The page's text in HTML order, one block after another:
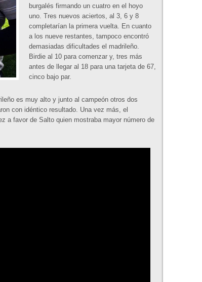
burgalés firmando un cuatro en el hoyo
uno. Tres nuevos aciertos, al 3, 6 y 8
completarían la primera vuelta. En cuanto
a los nueve restantes, tampoco encontró
demasiadas dificultades el madrileño.
Birdie al 10 para comenzar y, tres más
antes de llegar al 18 para una tarjeta de 67,
cinco bajo par.
es muy alto y junto al campeón otros dos
con idéntico resultado. Una vez más, el
a favor de Salto quien mostraba mayor número de